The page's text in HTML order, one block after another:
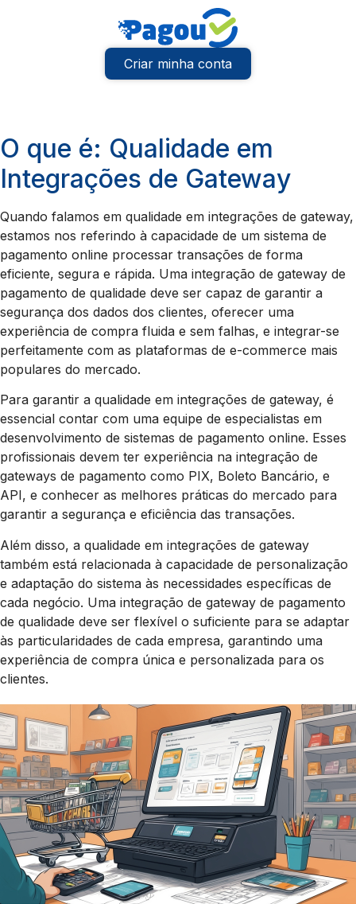
Criar minha conta
O que é: Qualidade em
Integrações de Gateway
Quando falamos em qualidade em integrações de gateway,
estamos nos referindo à capacidade de um sistema de
pagamento online processar transações de forma
eficiente, segura e rápida. Uma integração de gateway de
pagamento de qualidade deve ser capaz de garantir a
segurança dos dados dos clientes, oferecer uma
experiência de compra fluida e sem falhas, e integrar-se
perfeitamente com as plataformas de e-commerce mais
populares do mercado.
Para garantir a qualidade em integrações de gateway, é
essencial contar com uma equipe de especialistas em
desenvolvimento de sistemas de pagamento online. Esses
profissionais devem ter experiência na integração de
gateways de pagamento como PIX, Boleto Bancário, e
API, e conhecer as melhores práticas do mercado para
garantir a segurança e eficiência das transações.
Além disso, a qualidade em integrações de gateway
também está relacionada à capacidade de personalização
e adaptação do sistema às necessidades específicas de
cada negócio. Uma integração de gateway de pagamento
de qualidade deve ser flexível o suficiente para se adaptar
às particularidades de cada empresa, garantindo uma
experiência de compra única e personalizada para os
clientes.